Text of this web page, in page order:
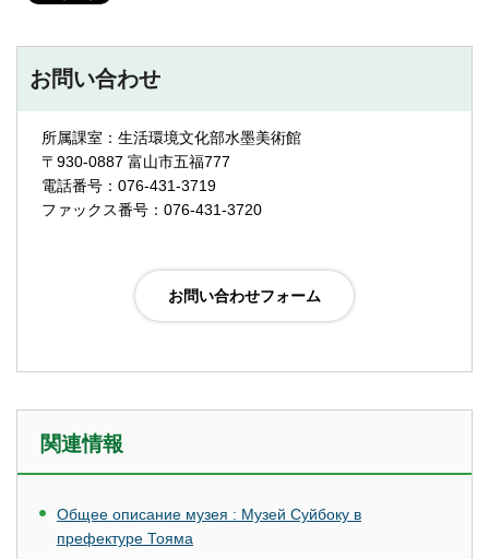
お問い合わせ
所属課室：生活環境文化部水墨美術館
〒930-0887 富山市五福777
電話番号：076-431-3719
ファックス番号：076-431-3720
関連情報
Общее описание музея : Музей Суйбоку в
префектуре Тояма